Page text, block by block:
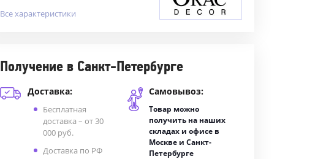
Все характеристики
Получение в Санкт-Петербурге
Доставка:
Бесплатная
доставка – от 30
000 руб.
Доставка по РФ
Самовывоз:
Товар можно
получить на наших
складах и офисе в
Москве и Санкт-
Петербурге